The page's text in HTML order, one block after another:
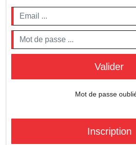
Valider
Mot de passe
Inscription